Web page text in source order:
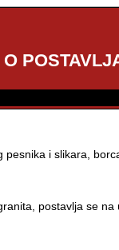
O
pesnika i slikara,
postavlja se